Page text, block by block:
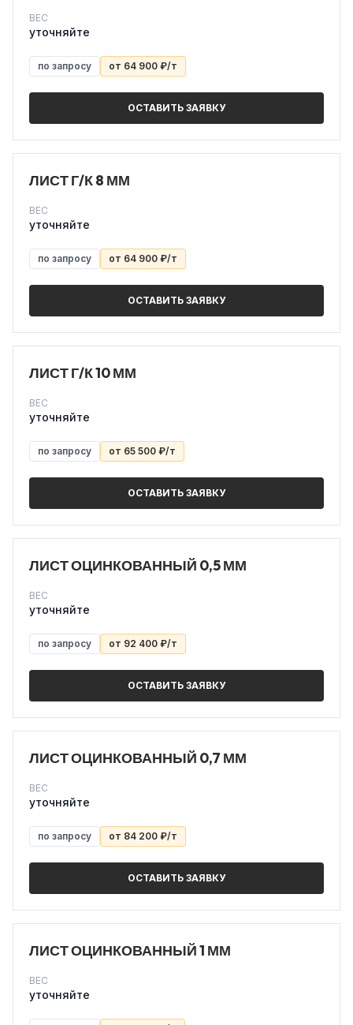
ВЕС
уточняйте
по запросу от 64 900 ₽/т
ОСТАВИТЬ ЗАЯВКУ
ЛИСТ Г/К 8 ММ
ВЕС
уточняйте
по запросу от 64 900 ₽/т
ОСТАВИТЬ ЗАЯВКУ
ЛИСТ Г/К 10 ММ
ВЕС
уточняйте
по запросу от 65 500 ₽/т
ОСТАВИТЬ ЗАЯВКУ
ЛИСТ ОЦИНКОВАННЫЙ 0,5 ММ
ВЕС
уточняйте
по запросу от 92 400 ₽/т
ОСТАВИТЬ ЗАЯВКУ
ЛИСТ ОЦИНКОВАННЫЙ 0,7 ММ
ВЕС
уточняйте
по запросу от 84 200 ₽/т
ОСТАВИТЬ ЗАЯВКУ
ЛИСТ ОЦИНКОВАННЫЙ 1 ММ
ВЕС
уточняйте